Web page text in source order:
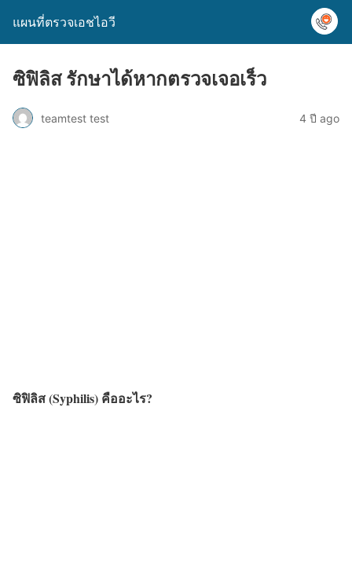
แผนที่ตรวจเอชไอวี
ซิฟิลิส รักษาได้หากตรวจเจอเร็ว
teamtest test 4 ปี ago
ซิฟิลิส (Syphilis) คืออะไร?